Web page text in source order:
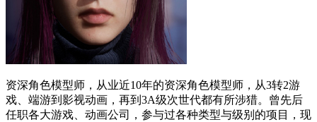
资深角色模型师，从业近10年的资深角色模型师，从3转2游
戏、端游到影视动画，再到3A级次世代都有所涉猎。曾先后
任职各大游戏、动画公司，参与过各种类型与级别的项目，现